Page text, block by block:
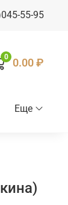
55-95
0 0.00 ₽
Еще